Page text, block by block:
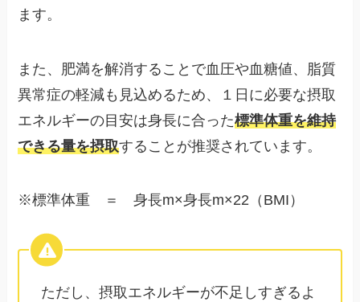
ます。
また、肥満を解消することで血圧や血糖値、脂質
異常症の軽減も見込めるため、１日に必要な摂取
エネルギーの目安は身長に合った標準体重を維持
できる量を摂取することが推奨されています。
※標準体重 ＝ 身長m×身長m×22（BMI）
ただし、摂取エネルギーが不足しすぎるよ